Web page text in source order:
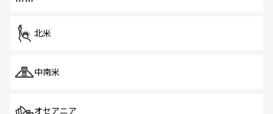
北米
中南米
オセアニア